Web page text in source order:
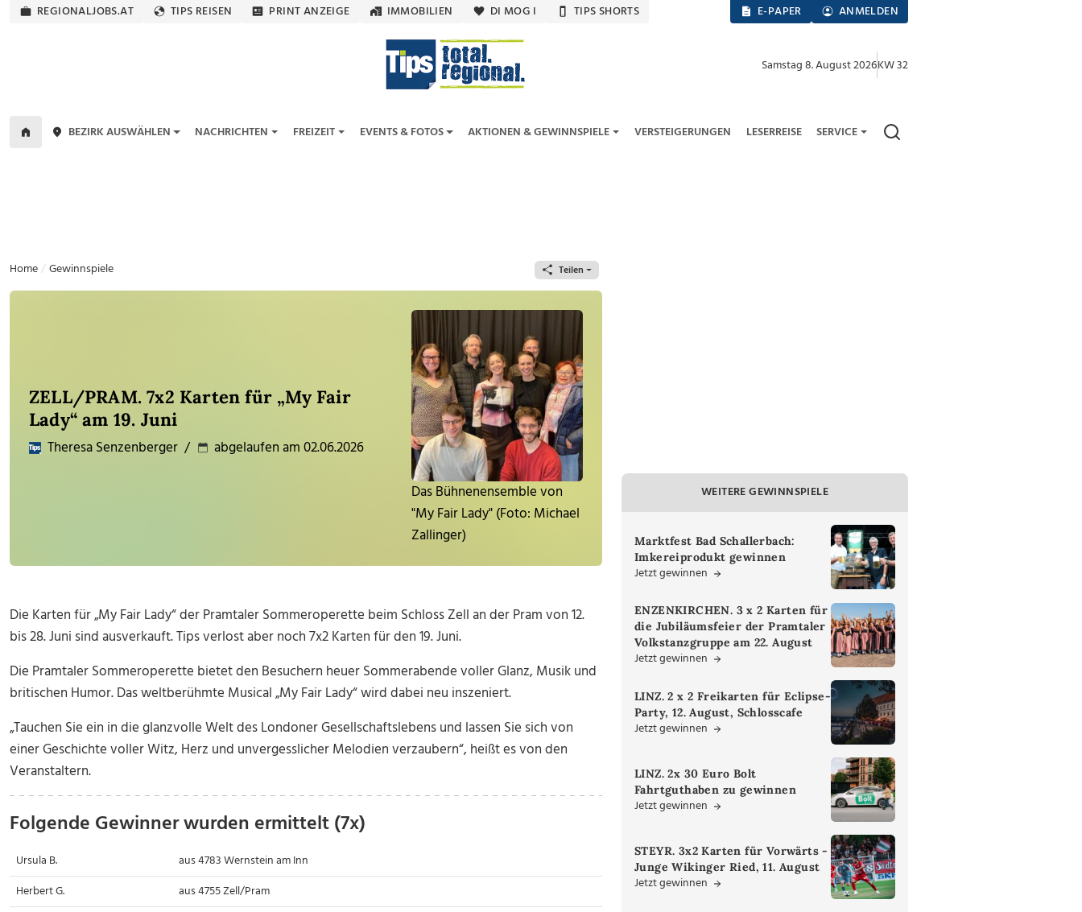
REGIONALJOBS.AT TIPS REISEN PRINT ANZEIGE IMMOBILIEN DI MOG I TIPS SHORTS E-PAPER ANMELDEN
Samstag 8. August 2026KW 32
BEZIRK AUSWÄHLEN NACHRICHTEN FREIZEIT EVENTS & FOTOS AKTIONEN & GEWINNSPIELE VERSTEIGERUNGEN LESERREISE SERVICE
Home Gewinnspiele Teilen
ZELL/PRAM. 7x2 Karten für „My Fair
Lady“ am 19. Juni
Theresa Senzenberger / abgelaufen am 02.06.2026
Das Bühnenensemble von
"My Fair Lady" (Foto: Michael
Zallinger)
Die Karten für „My Fair Lady“ der Pramtaler Sommeroperette beim Schloss Zell an der Pram von 12.
bis 28. Juni sind ausverkauft. Tips verlost aber noch 7x2 Karten für den 19. Juni.
Die Pramtaler Sommeroperette bietet den Besuchern heuer Sommerabende voller Glanz, Musik und
britischen Humor. Das weltberühmte Musical „My Fair Lady“ wird dabei neu inszeniert.
„Tauchen Sie ein in die glanzvolle Welt des Londoner Gesellschaftslebens und lassen Sie sich von
einer Geschichte voller Witz, Herz und unvergesslicher Melodien verzaubern“, heißt es von den
Veranstaltern.
Folgende Gewinner wurden ermittelt (7x)
Ursula B.
aus 4783 Wernstein am Inn
Herbert G.
aus 4755 Zell/Pram
WEITERE GEWINNSPIELE
Marktfest Bad Schallerbach:
Imkereiprodukt gewinnen
Jetzt gewinnen
ENZENKIRCHEN. 3 x 2 Karten für
die Jubiläumsfeier der Pramtaler
Volkstanzgruppe am 22. August
Jetzt gewinnen
LINZ. 2 x 2 Freikarten für Eclipse-
Party, 12. August, Schlosscafe
Jetzt gewinnen
LINZ. 2x 30 Euro Bolt
Fahrtguthaben zu gewinnen
Jetzt gewinnen
STEYR. 3x2 Karten für Vorwärts -
Junge Wikinger Ried, 11. August
Jetzt gewinnen